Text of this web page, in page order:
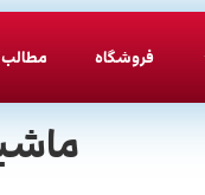
فروشگاه